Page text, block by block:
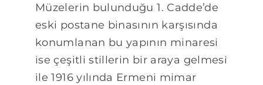
Müzelerin bulunduğu 1. Cadde’de
eski postane binasının karşısında
konumlanan bu yapının minaresi
ise çeşitli stillerin bir araya gelmesi
ile 1916 yılında Ermeni mimar